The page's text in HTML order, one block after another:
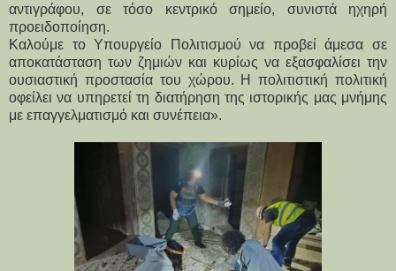
αντιγράφου, σε τόσο κεντρικό σημείο, συνιστά ηχηρή
προειδοποίηση.
Καλούμε το Υπουργείο Πολιτισμού να προβεί άμεσα σε
αποκατάσταση των ζημιών και κυρίως να εξασφαλίσει την
ουσιαστική προστασία του χώρου. Η πολιτιστική πολιτική
οφείλει να υπηρετεί τη διατήρηση της ιστορικής μας μνήμης
με επαγγελματισμό και συνέπεια».